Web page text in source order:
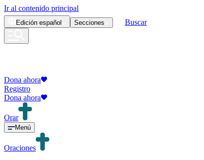
Ir al contenido principal
Edición español Secciones Buscar
Dona ahora
Registro
Dona ahora
Orar
Menú
Oraciones